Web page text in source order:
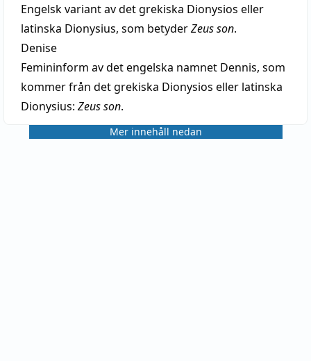
Engelsk variant av det grekiska Dionysios eller
latinska Dionysius, som betyderZeus son.
Denise
Femininform av det engelska namnet Dennis, som
kommer från det grekiska Dionysios eller latinska
Dionysius: Zeus son.
Mer innehåll nedan